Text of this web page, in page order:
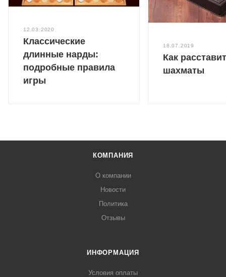
12.03.2020
Классические
длинные нарды:
подробные правила
игры
18.07.2019
Как
шахматы
КОМПАНИЯ
О компании
Новости
Политика
Отзывы
ИНФОРМАЦИЯ
Условия оплаты